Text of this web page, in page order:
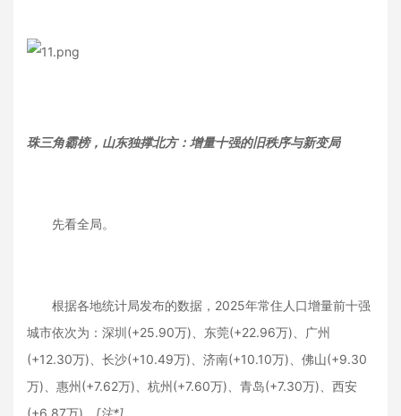
珠三角霸榜，山东独撑北方：增量十强的旧秩序与新变局
先看全局。
根据各地统计局发布的数据，2025年常住人口增量前十强
城市依次为：深圳(+25.90万)、东莞(+22.96万)、广州
(+12.30万)、长沙(+10.49万)、济南(+10.10万)、佛山(+9.30
万)、惠州(+7.62万)、杭州(+7.60万)、青岛(+7.30万)、西安
(+6.87万)。 [注*]